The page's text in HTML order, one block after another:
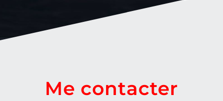
Me contacter